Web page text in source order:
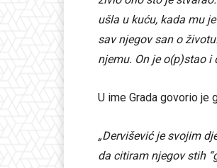
ušla u kuću, kada mu
sav njegov san o
njemu. On je o(p)stao i
U ime Grada govorio je
„Dervišević je svojim
da citiram njegov stih